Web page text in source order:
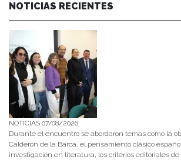
NOTICIAS RECIENTES
NOTICIAS 07/08/2026
Durante el encuentro se abordaron temas como la
Calderón de la Barca, el pensamiento clásico
investigación en literatura, los criterios editoriales